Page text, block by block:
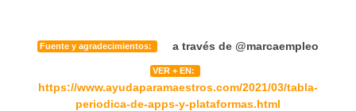
Fuente y agradecimientos: a través de @marcaempleo
VER + EN:
https://www.ayudaparamaestros.com/2021/03/tabla-
periodica-de-apps-y-plataformas.html